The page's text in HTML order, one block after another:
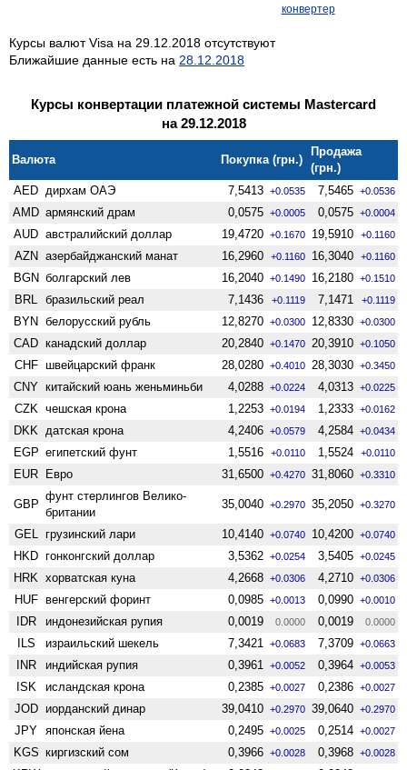
конвертер
Курсы валют Visa на 29.12.2018 отсутствуют
Ближайшие данные есть на 28.12.2018
Курсы конвертации платежной системы Mastercard
на 29.12.2018
Валюта Покупка (грн.)
Продажа
(грн.)
AED дирхам ОАЭ 7,5413 +0.0535 7,5465 +0.0536
AMD армянский драм 0,0575 +0.0005 0,0575 +0.0004
AUD австралийский доллар 19,4720 +0.1670 19,5910 +0.1160
AZN азербайджанский манат 16,2960 +0.1160 16,3040 +0.1160
BGN болгарский лев 16,2040 +0.1490 16,2180 +0.1510
BRL бразильский реал 7,1436 +0.1119 7,1471 +0.1119
BYN белорусский рубль 12,8270 +0.0300 12,8330 +0.0300
CAD канадский доллар 20,2840 +0.1470 20,3910 +0.1050
CHF швейцарский франк 28,0280 +0.4010 28,3030 +0.3450
CNY китайский юань женьминьби 4,0288 +0.0224 4,0313 +0.0225
CZK чешская крона 1,2253 +0.0194 1,2333 +0.0162
DKK датская крона 4,2406 +0.0579 4,2584 +0.0434
EGP египетский фунт 1,5516 +0.0110 1,5524 +0.0110
EUR Евро 31,6500 +0.4270 31,8060 +0.3310
GBP
фунт стерлингов Велико­
британии
35,0040 +0.2970 35,2050 +0.3270
GEL грузинский лари 10,4140 +0.0740 10,4200 +0.0740
HKD гонконгский доллар 3,5362 +0.0254 3,5405 +0.0245
HRK хорватская куна 4,2668 +0.0306 4,2710 +0.0306
HUF венгерский форинт 0,0985 +0.0013 0,0990 +0.0010
IDR индонезийская рупия 0,0019 0.0000 0,0019 0.0000
ILS израильский шекель 7,3421 +0.0683 7,3709 +0.0663
INR индийская рупия 0,3961 +0.0052 0,3964 +0.0053
ISK исландская крона 0,2385 +0.0027 0,2386 +0.0027
JOD иорданский динар 39,0410 +0.2970 39,0640 +0.2970
JPY японская йена 0,2495 +0.0025 0,2514 +0.0027
KGS киргизский сом 0,3966 +0.0028 0,3968 +0.0028